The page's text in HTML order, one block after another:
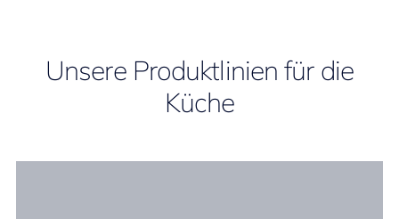
Unsere Produktlinien für die
Küche